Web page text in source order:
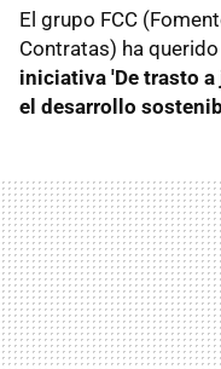
El grupo FCC
Contratas) ha
iniciativa 'De trasto
el desarrollo